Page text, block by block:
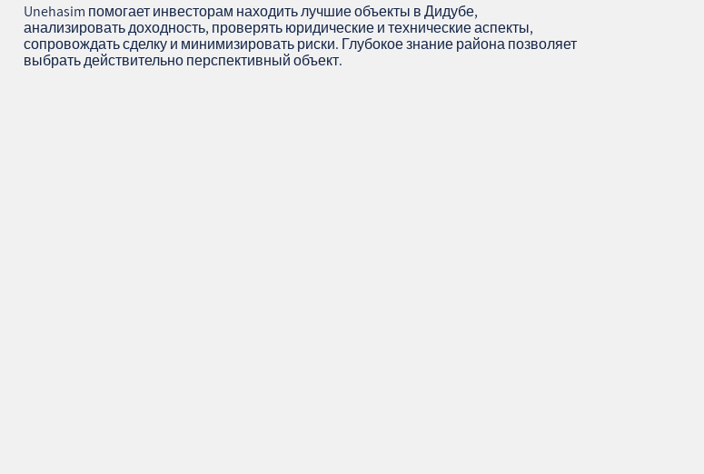
Unehasim помогает инвесторам находить лучшие объекты в Дидубе,
анализировать доходность, проверять юридические и технические аспекты,
сопровождать сделку и минимизировать риски. Глубокое знание района позволяет
выбрать действительно перспективный объект.